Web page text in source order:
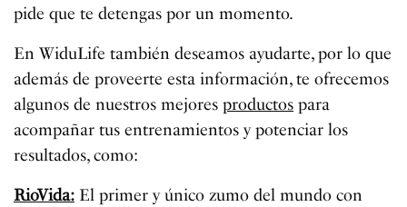
pide que te detengas por un momento.
En WiduLife también deseamos ayudarte, por lo que
además de proveerte esta información, te ofrecemos
algunos de nuestros mejoresproductos para
acompañar tus entrenamientos y potenciar los
resultados, como:
RioVida: El primer y único zumo del mundo con